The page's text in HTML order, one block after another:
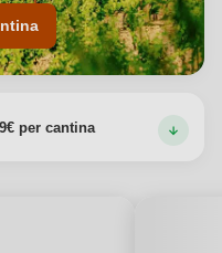
per cantina